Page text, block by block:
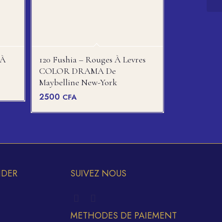
120 Fushia – Rouges À Levres
COLOR DRAMA De
Maybelline New-York
2500 CFA
SUIVEZ NOUS
METHODES DE PAIEMENT